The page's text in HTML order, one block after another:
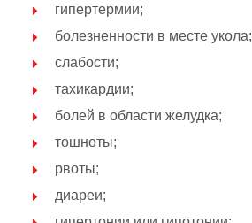
гипертермии;
болезненности в месте укола;
слабости;
тахикардии;
болей в области желудка;
тошноты;
рвоты;
диареи;